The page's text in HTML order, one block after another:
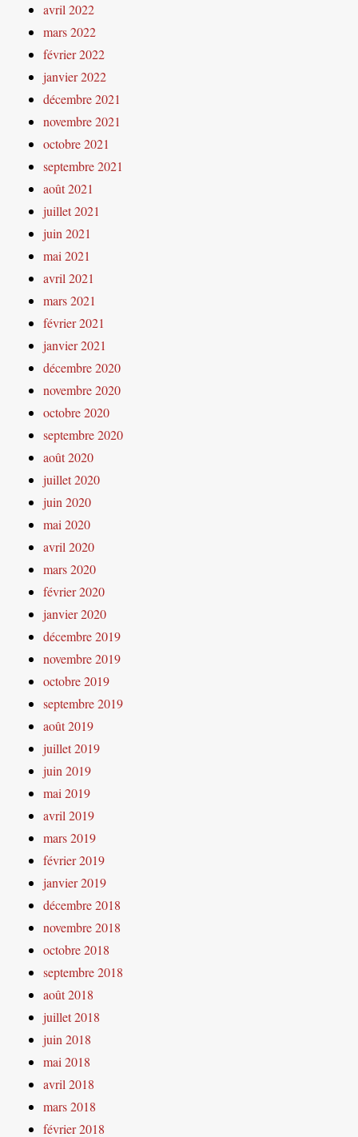
avril 2022
mars 2022
février 2022
janvier 2022
décembre 2021
novembre 2021
octobre 2021
septembre 2021
août 2021
juillet 2021
juin 2021
mai 2021
avril 2021
mars 2021
février 2021
janvier 2021
décembre 2020
novembre 2020
octobre 2020
septembre 2020
août 2020
juillet 2020
juin 2020
mai 2020
avril 2020
mars 2020
février 2020
janvier 2020
décembre 2019
novembre 2019
octobre 2019
septembre 2019
août 2019
juillet 2019
juin 2019
mai 2019
avril 2019
mars 2019
février 2019
janvier 2019
décembre 2018
novembre 2018
octobre 2018
septembre 2018
août 2018
juillet 2018
juin 2018
mai 2018
avril 2018
mars 2018
février 2018